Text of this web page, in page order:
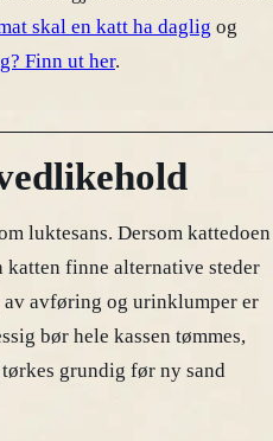
skal en katt ha daglig og
Finn ut her.
luktesans. Dersom kattedoen
finne alternative steder
avføring og urinklumper er
bør hele kassen tømmes,
grundig før ny sand